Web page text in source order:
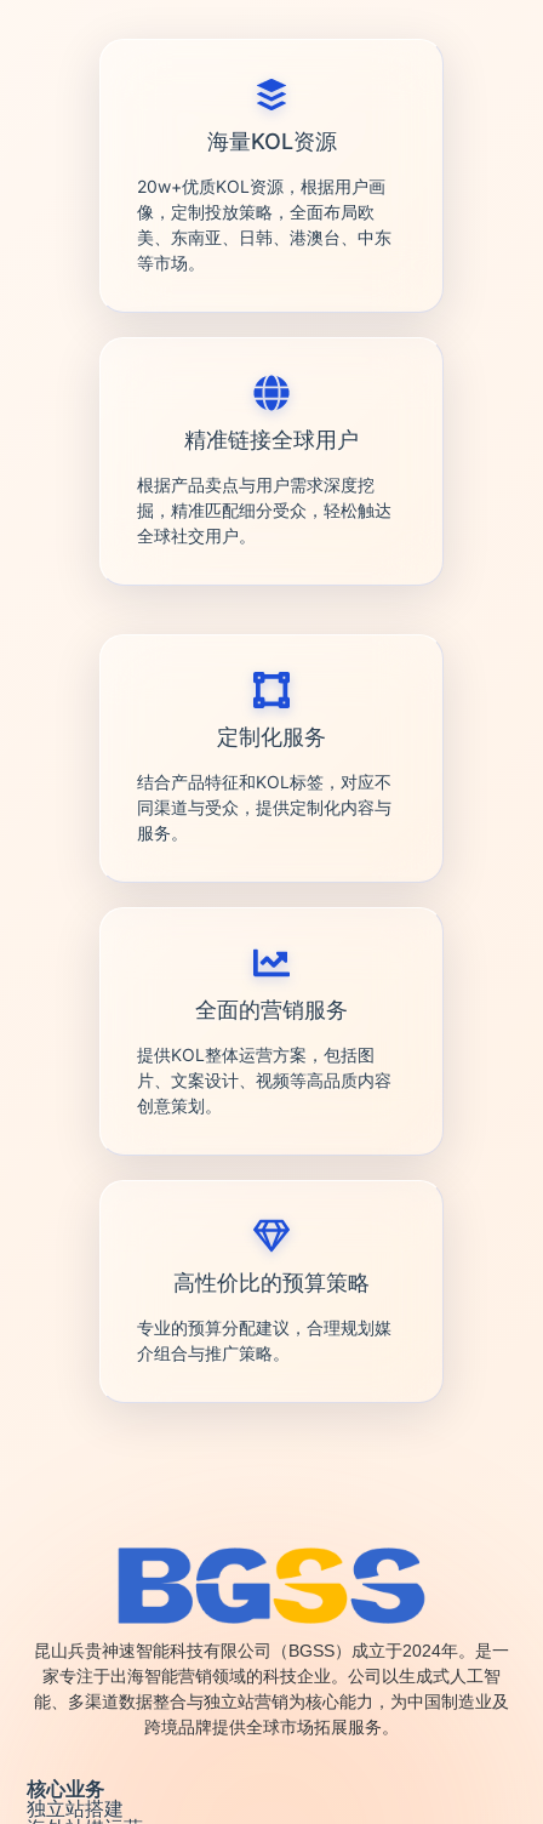
海量KOL资源
20w+优质KOL资源，根据用户画
像，定制投放策略，全面布局欧
美、东南亚、日韩、港澳台、中东
等市场。
精准链接全球用户
根据产品卖点与用户需求深度挖
掘，精准匹配细分受众，轻松触达
全球社交用户。
定制化服务
结合产品特征和KOL标签，对应不
同渠道与受众，提供定制化内容与
服务。
全面的营销服务
提供KOL整体运营方案，包括图
片、文案设计、视频等高品质内容
创意策划。
高性价比的预算策略
专业的预算分配建议，合理规划媒
介组合与推广策略。
昆山兵贵神速智能科技有限公司（BGSS）成立于2024年。是一
家专注于出海智能营销领域的科技企业。公司以生成式人工智
能、多渠道数据整合与独立站营销为核心能力，为中国制造业及
跨境品牌提供全球市场拓展服务。
核心业务
独立站搭建